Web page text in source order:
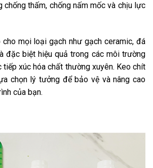
chống thấm, chống nấm mốc và chịu lực
cho mọi loại gạch như gạch ceramic, đá
đặc biệt hiệu quả trong các môi trường
xúc hóa chất thường xuyên. Keo chít
chọn lý tưởng để bảo vệ và nâng cao
của bạn.